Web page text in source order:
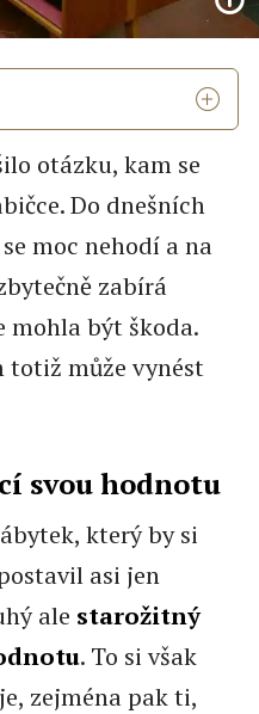
otázku, kam se
Do dnešních
moc nehodí a na
zabírá
mohla být škoda.
totiž může vynést
svou hodnotu
který by si
asi jen
ale starožitný
. To si však
zejména pak ti,